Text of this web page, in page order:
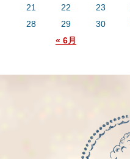
« 6月
21
22 23
28
29 30